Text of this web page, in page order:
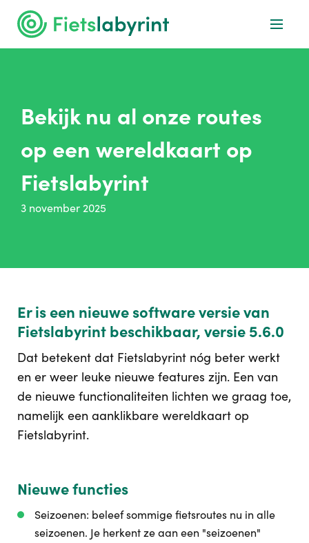
Bekijk nu al onze routes
op een wereldkaart op
Fietslabyrint
3 november 2025
Er is een nieuwe software versie van
Fietslabyrint beschikbaar, versie 5.6.0
Dat betekent dat Fietslabyrint nóg beter werkt
en er weer leuke nieuwe features zijn. Een van
de nieuwe functionaliteiten lichten we graag toe,
namelijk een aanklikbare wereldkaart op
Fietslabyrint.
Nieuwe functies
Seizoenen: beleef sommige fietsroutes nu in alle
seizoenen. Je herkent ze aan een "seizoenen"